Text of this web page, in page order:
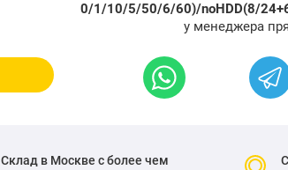
0/1/10/5/50/6/60)/noHDD(8/
у менеджера
Склад в Москве с более чем